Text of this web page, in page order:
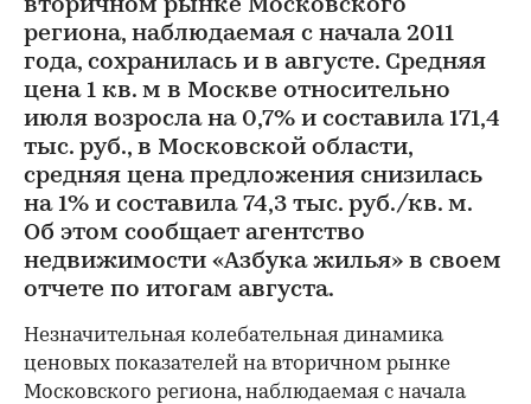
вторичном рынке Московского
региона, наблюдаемая с начала 2011
года, сохранилась и в августе. Средняя
цена 1 кв. м в Москве относительно
июля возросла на 0,7% и составила 171,4
тыс. руб., в Московской области,
средняя цена предложения снизилась
на 1% и составила 74,3 тыс. руб./кв. м.
Об этом сообщает агентство
недвижимости «Азбука жилья» в своем
отчете по итогам августа.
Незначительная колебательная динамика
ценовых показателей на вторичном рынке
Московского региона, наблюдаемая с начала